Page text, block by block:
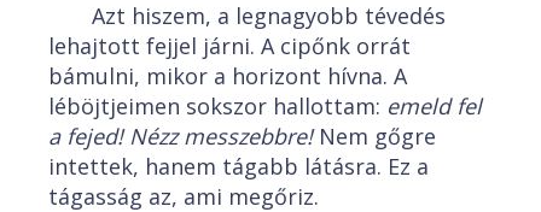
Azt hiszem, a legnagyobb tévedés
lehajtott fejjel járni. A cipőnk orrát
bámulni, mikor a horizont hívna. A
léböjtjeimen sokszor hallottam: emeld fel
a fejed! Nézz messzebbre!Nem gőgre
intettek, hanem tágabb látásra. Ez a
tágasság az, ami megőriz.